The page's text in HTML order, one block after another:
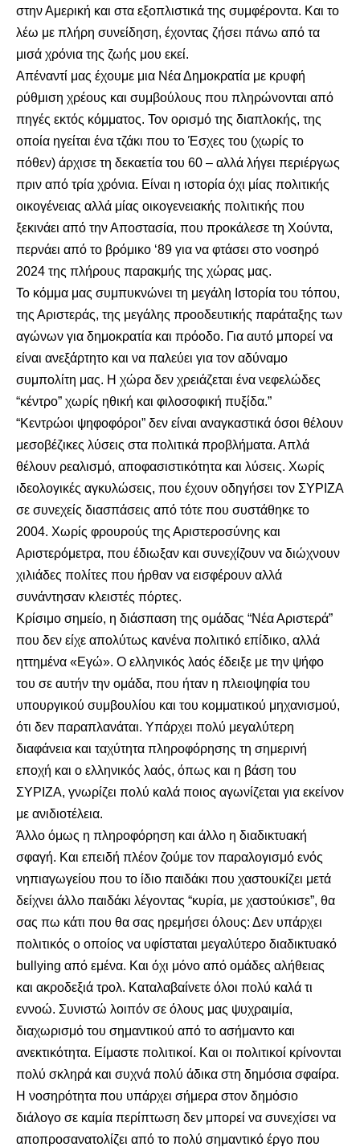
στην Αμερική και στα εξοπλιστικά της συμφέροντα. Και το
λέω με πλήρη συνείδηση, έχοντας ζήσει πάνω από τα
μισά χρόνια της ζωής μου εκεί.
Απέναντί μας έχουμε μια Νέα Δημοκρατία με κρυφή
ρύθμιση χρέους και συμβούλους που πληρώνονται από
πηγές εκτός κόμματος. Τον ορισμό της διαπλοκής, της
οποία ηγείται ένα τζάκι που το Έσχες του (χωρίς το
πόθεν) άρχισε τη δεκαετία του 60 – αλλά λήγει περιέργως
πριν από τρία χρόνια. Είναι η ιστορία όχι μίας πολιτικής
οικογένειας αλλά μίας οικογενειακής πολιτικής που
ξεκινάει από την Αποστασία, που προκάλεσε τη Χούντα,
περνάει από το βρόμικο ‘89 για να φτάσει στο νοσηρό
2024 της πλήρους παρακμής της χώρας μας.
Το κόμμα μας συμπυκνώνει τη μεγάλη Ιστορία του τόπου,
της Αριστεράς, της μεγάλης προοδευτικής παράταξης των
αγώνων για δημοκρατία και πρόοδο. Για αυτό μπορεί να
είναι ανεξάρτητο και να παλεύει για τον αδύναμο
συμπολίτη μας. Η χώρα δεν χρειάζεται ένα νεφελώδες
“κέντρο” χωρίς ηθική και φιλοσοφική πυξίδα.”
“Κεντρώοι ψηφοφόροι” δεν είναι αναγκαστικά όσοι θέλουν
μεσοβέζικες λύσεις στα πολιτικά προβλήματα. Απλά
θέλουν ρεαλισμό, αποφασιστικότητα και λύσεις. Χωρίς
ιδεολογικές αγκυλώσεις, που έχουν οδηγήσει τον ΣΥΡΙΖΑ
σε συνεχείς διασπάσεις από τότε που συστάθηκε το
2004. Χωρίς φρουρούς της Αριστεροσύνης και
Αριστερόμετρα, που έδιωξαν και συνεχίζουν να διώχνουν
χιλιάδες πολίτες που ήρθαν να εισφέρουν αλλά
συνάντησαν κλειστές πόρτες.
Κρίσιμο σημείο, η διάσπαση της ομάδας “Νέα Αριστερά”
που δεν είχε απολύτως κανένα πολιτικό επίδικο, αλλά
ηττημένα «Εγώ». Ο ελληνικός λαός έδειξε με την ψήφο
του σε αυτήν την ομάδα, που ήταν η πλειοψηφία του
υπουργικού συμβουλίου και του κομματικού μηχανισμού,
ότι δεν παραπλανάται. Υπάρχει πολύ μεγαλύτερη
διαφάνεια και ταχύτητα πληροφόρησης τη σημερινή
εποχή και ο ελληνικός λαός, όπως και η βάση του
ΣΥΡΙΖΑ, γνωρίζει πολύ καλά ποιος αγωνίζεται για εκείνον
με ανιδιοτέλεια.
Άλλο όμως η πληροφόρηση και άλλο η διαδικτυακή
σφαγή. Και επειδή πλέον ζούμε τον παραλογισμό ενός
νηπιαγωγείου που το ίδιο παιδάκι που χαστουκίζει μετά
δείχνει άλλο παιδάκι λέγοντας “κυρία, με χαστούκισε”, θα
σας πω κάτι που θα σας ηρεμήσει όλους: Δεν υπάρχει
πολιτικός ο οποίος να υφίσταται μεγαλύτερο διαδικτυακό
bullying από εμένα. Και όχι μόνο από ομάδες αλήθειας
και ακροδεξιά τρολ. Καταλαβαίνετε όλοι πολύ καλά τι
εννοώ. Συνιστώ λοιπόν σε όλους μας ψυχραιμία,
διαχωρισμό του σημαντικού από το ασήμαντο και
ανεκτικότητα. Είμαστε πολιτικοί. Και οι πολιτικοί κρίνονται
πολύ σκληρά και συχνά πολύ άδικα στη δημόσια σφαίρα.
Η νοσηρότητα που υπάρχει σήμερα στον δημόσιο
διάλογο σε καμία περίπτωση δεν μπορεί να συνεχίσει να
αποπροσανατολίζει από το πολύ σημαντικό έργο που